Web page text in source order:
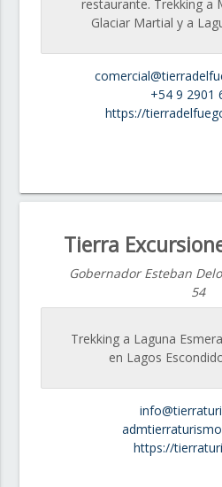
restaurante. Trekking a
Glaciar Martial y a
+54 9 2901
https://
Tierra
Gobernador Esteban
54
Trekking a Laguna
en Lagos
https://